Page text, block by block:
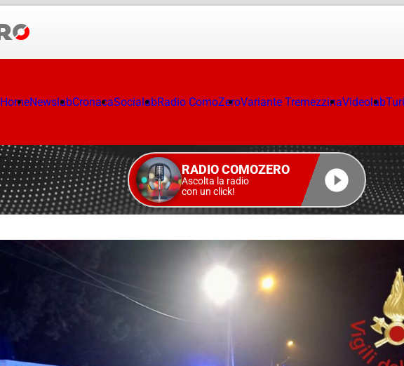
HomeNewslabCronacaSocialabRadio ComoZeroVariante TremezzinaVideolab
RADIO COMOZERO
Ascolta la radio
con un click!